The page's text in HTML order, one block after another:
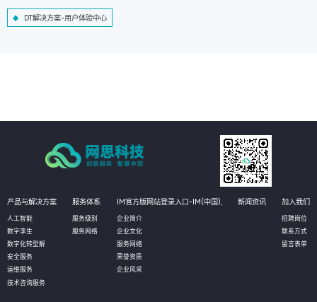
DT解决方案-用户体验中心
产品与解决方案
人工智能
数字孪生
数字化转型解
安全服务
运维服务
技术咨询服务
服务体系
服务级别
服务网络
IM官方版网站登录入口-IM(中国),
企业简介
企业文化
服务网络
荣誉资质
企业风采
新闻资讯 加入我们
招聘岗位
联系方式
留言表单